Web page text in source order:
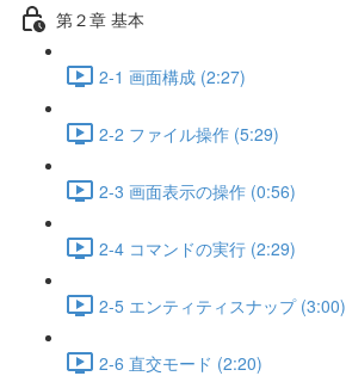
第２章 基本
2-1 画面構成 (2:27)
2-2 ファイル操作 (5:29)
2-3 画面表示の操作 (0:56)
2-4 コマンドの実行 (2:29)
2-5 エンティティスナップ (3:00)
2-6 直交モード (2:20)